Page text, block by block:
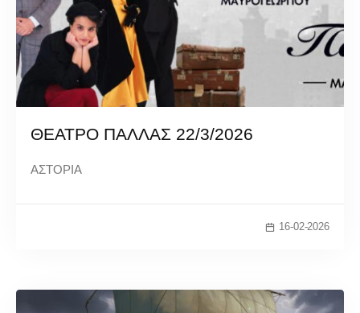
ΘΕΑΤΡΟ ΠΑΛΛΑΣ 22/3/2026
ΑΣΤΟΡΙΑ
16-02-2026